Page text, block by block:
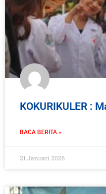
KOKURIKULER :
BACA BERITA »
21 Januari 2026